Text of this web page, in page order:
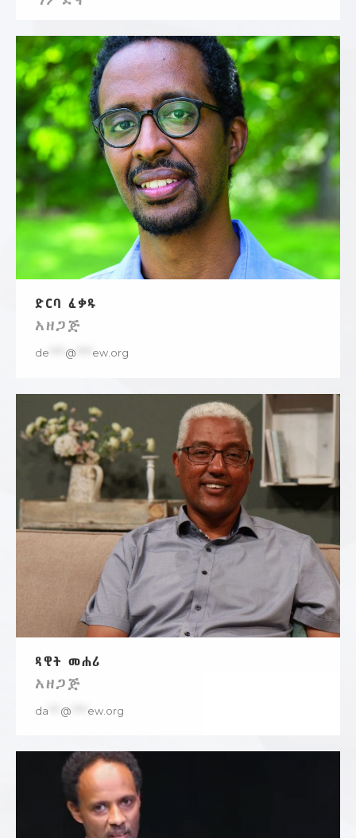
ድርባ ፈቃዱ
አዘጋጅ
de @ ew.org
ዳዊት መሐሪ
አዘጋጅ
da @ ew.org